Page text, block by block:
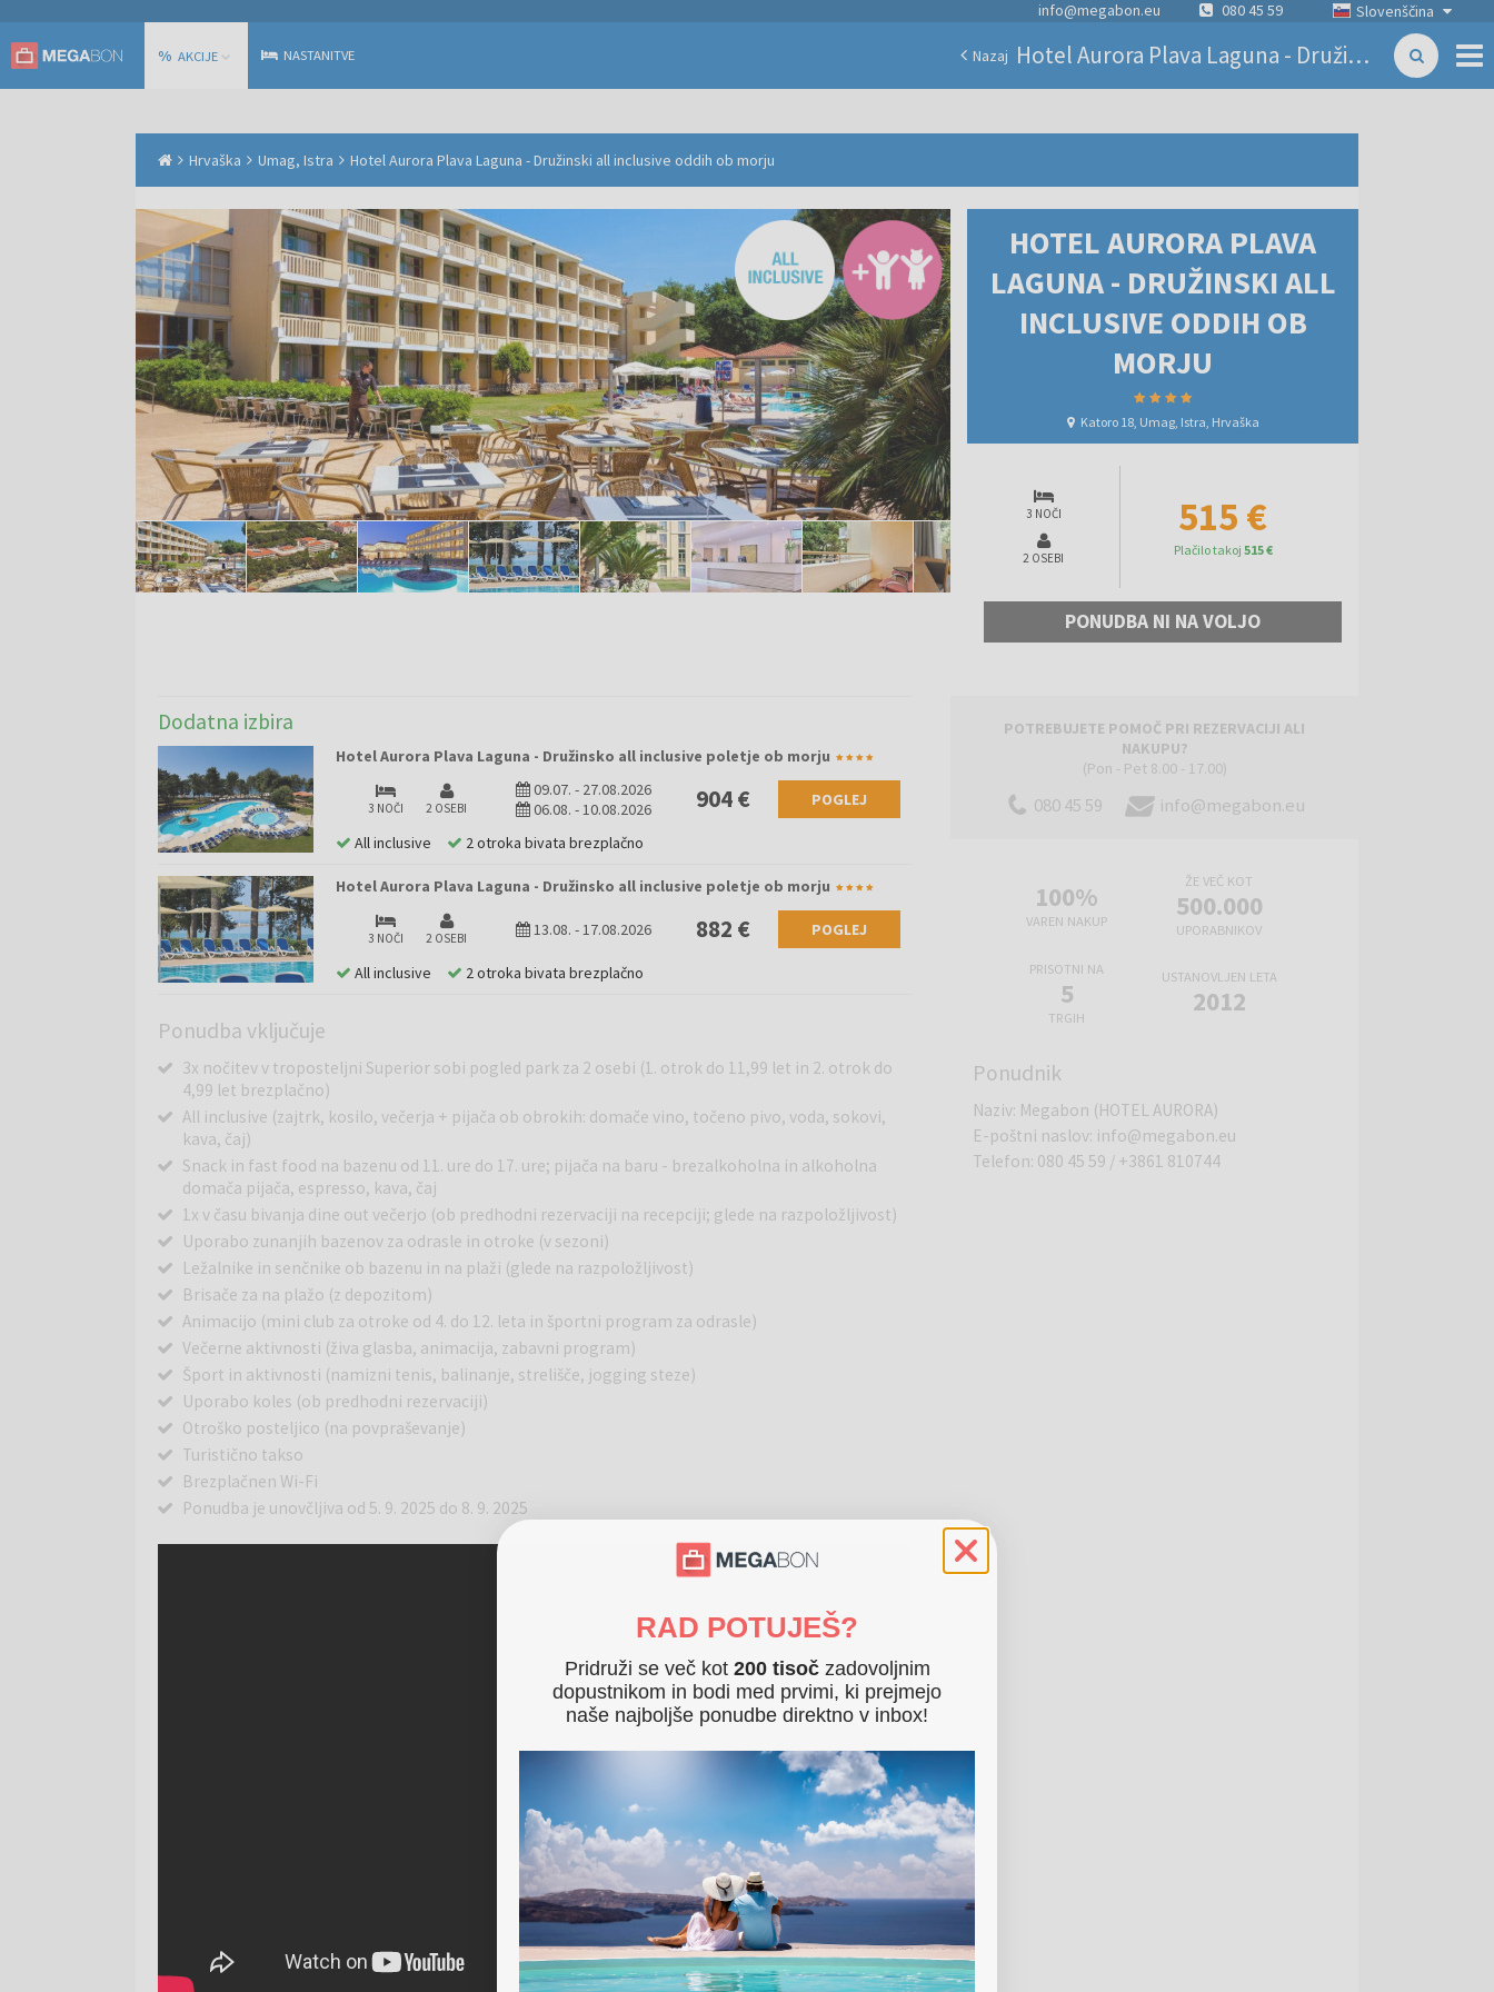
Slovenščina
info@megabon.eu 080 45 59
% AKCIJE NASTANITVE Nazaj Hotel Aurora Plava Laguna - Družinski all inclusive oddih ob morju
Hrvaška Umag, Istra Hotel Aurora Plava Laguna - Družinski all inclusive oddih ob morju
HOTEL AURORA PLAVA
LAGUNA - DRUŽINSKI ALL
INCLUSIVE ODDIH OB
MORJU
Katoro 18, Umag, Istra, Hrvaška
3 NOČI
2 OSEBI
515 €
Plačilo takoj 515 €
PONUDBA NI NA VOLJO
Dodatna izbira
Hotel Aurora Plava Laguna - Družinsko all inclusive poletje ob morju
3 NOČI 2 OSEBI
09.07. - 27.08.2026
06.08. -10.08.2026 904 € POGLEJ
All inclusive 2 otroka bivata brezplačno
Hotel Aurora Plava Laguna - Družinsko all inclusive poletje ob morju
3 NOČI 2 OSEBI 13.08. -17.08.2026 882 € POGLEJ
All inclusive 2 otroka bivata brezplačno
Ponudba vključuje
3x nočitev v troposteljni Superior sobi pogled park za 2 osebi (1. otrok do 11,99 let in 2. otrok do
4,99 let brezplačno)
All inclusive (zajtrk, kosilo, večerja + pijača ob obrokih: domače vino, točeno pivo, voda, sokovi,
kava, čaj)
Snack in fast food na bazenu od 11. ure do 17. ure; pijača na baru - brezalkoholna in alkoholna
domača pijača, espresso, kava, čaj
1x v času bivanja dine out večerjo (ob predhodni rezervaciji na recepciji; glede na razpoložljivost)
Uporabo zunanjih bazenov za odrasle in otroke (v sezoni)
Ležalnike in senčnike ob bazenu in na plaži (glede na razpoložljivost)
Brisače za na plažo (z depozitom)
Animacijo (mini club za otroke od 4. do 12. leta in športni program za odrasle)
Večerne aktivnosti (živa glasba, animacija, zabavni program)
Šport in aktivnosti (namizni tenis, balinanje, strelišče, jogging steze)
Uporabo koles (ob predhodni rezervaciji)
Otroško posteljico (na povpraševanje)
Turistično takso
Brezplačnen Wi-Fi
Ponudba je unovčljiva od 5. 9. 2025 do 8. 9. 2025
POTREBUJETE POMOČ PRI REZERVACIJI ALI
NAKUPU?
(Pon - Pet 8.00 - 17.00)
080 45 59 info@megabon.eu
100%
VAREN NAKUP
ŽE VEČ KOT
500.000
UPORABNIKOV
PRISOTNI NA
5
TRGIH
USTANOVLJEN LETA
2012
Ponudnik
Naziv: Megabon (HOTEL AURORA)
E-poštni naslov: info@megabon.eu
Telefon: 080 45 59 / +3861 810744
RAD POTUJEŠ?
Pridruži se več kot 200 tisoč zadovoljnim
dopustnikom in bodi med prvimi, ki prejmejo
naše najboljše ponudbe direktno v inbox!